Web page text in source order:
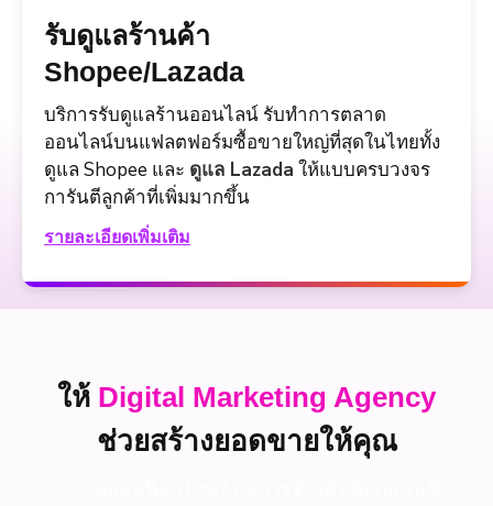
รับดูแลร้านค้า
Shopee/Lazada
บริการรับดูแลร้านออนไลน์ รับทำการตลาด
ออนไลน์บนแฟลตฟอร์มซื้อขายใหญ่ที่สุดในไทยทั้ง
ดูแล Shopee และ ดูแล Lazada ให้แบบครบวงจร
การันตีลูกค้าที่เพิ่มมากขึ้น
รายละเอียดเพิ่มเติม
ให้ Digital Marketing Agency
ช่วยสร้างยอดขายให้คุณ